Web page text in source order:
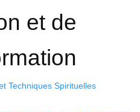
et de
Techniques Spirituelles